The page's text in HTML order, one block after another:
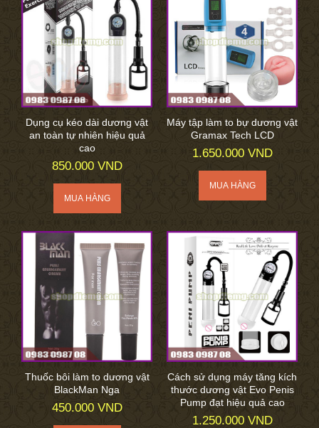
Dụng cụ kéo dài dương vật
an toàn tự nhiên hiệu quả
cao
850.000 VND
Máy tập làm to bự dương vật
Gramax Tech LCD
1.650.000 VND
Thuốc bôi làm to dương vật
BlackMan Nga
450.000 VND
Cách sử dụng máy tăng kích
thước dương vật Evo Penis
Pump đạt hiệu quả cao
1.250.000 VND